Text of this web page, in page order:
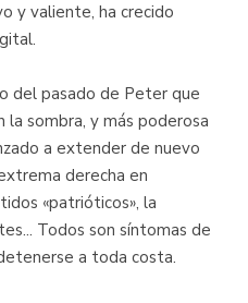
y valiente, ha crecido
del pasado de Peter que
la sombra, y más poderosa
a extender de nuevo
derecha en
«patrióticos», la
Todos son síntomas de
a toda costa.